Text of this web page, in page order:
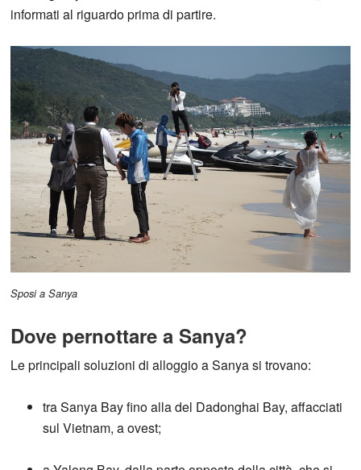
informati al riguardo prima di partire.
Sposi a Sanya
Dove pernottare a Sanya?
Le principali soluzioni di alloggio a Sanya si trovano:
tra Sanya Bay fino alla del Dadonghai Bay, affacciati
sul Vietnam, a ovest;